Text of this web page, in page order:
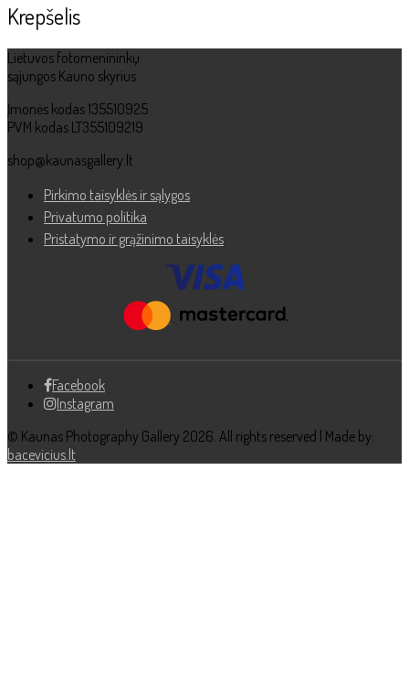
Krepšelis
Lietuvos fotomenininkų
sąjungos Kauno skyrius
Įmonės kodas 135510925
PVM kodas LT355109219
shop@kaunasgallery.lt
Pirkimo taisyklės ir sąlygos
Privatumo politika
Pristatymo ir grąžinimo taisyklės
Facebook
Instagram
© Kaunas Photography Gallery 2026. All rights reserved | Made by:
bacevicius.lt